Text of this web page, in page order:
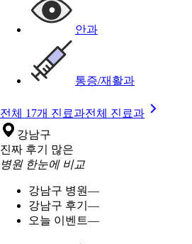
안과
통증/재활과
전체 17개 진료과전체 진료과
강남구
진짜 후기 많은
병원 한눈에 비교
강남구 병원—
강남구 후기 —
오늘 이벤트—